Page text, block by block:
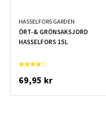
HASSELFORS GARDEN
ÖRT-& GRÖNSAKSJORD
HASSELFORS 15L
69,95 kr